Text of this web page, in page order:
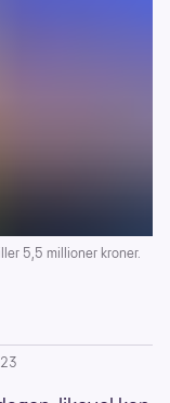
5,5 millioner kroner.